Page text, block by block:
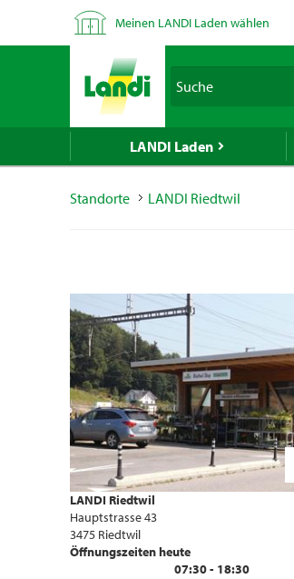
Meinen LANDI Laden wählen
LANDI Laden
Standorte LANDI Riedtwil
LANDI Riedtwil
Hauptstrasse 43
3475 Riedtwil
Öffnungszeiten heute
07:30 - 18:30